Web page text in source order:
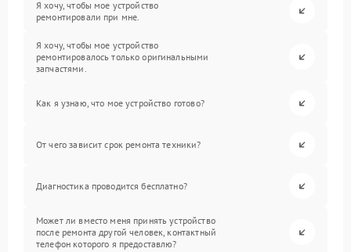
Я хочу, чтобы мое устройство
ремонтировали при мне.
Я хочу, чтобы мое устройство
ремонтировалось только оригинальными
запчастями.
Как я узнаю, что мое устройство готово?
От чего зависит срок ремонта техники?
Диагностика проводится бесплатно?
Может ли вместо меня принять устройство
после ремонта другой человек, контактный
телефон которого я предоставлю?